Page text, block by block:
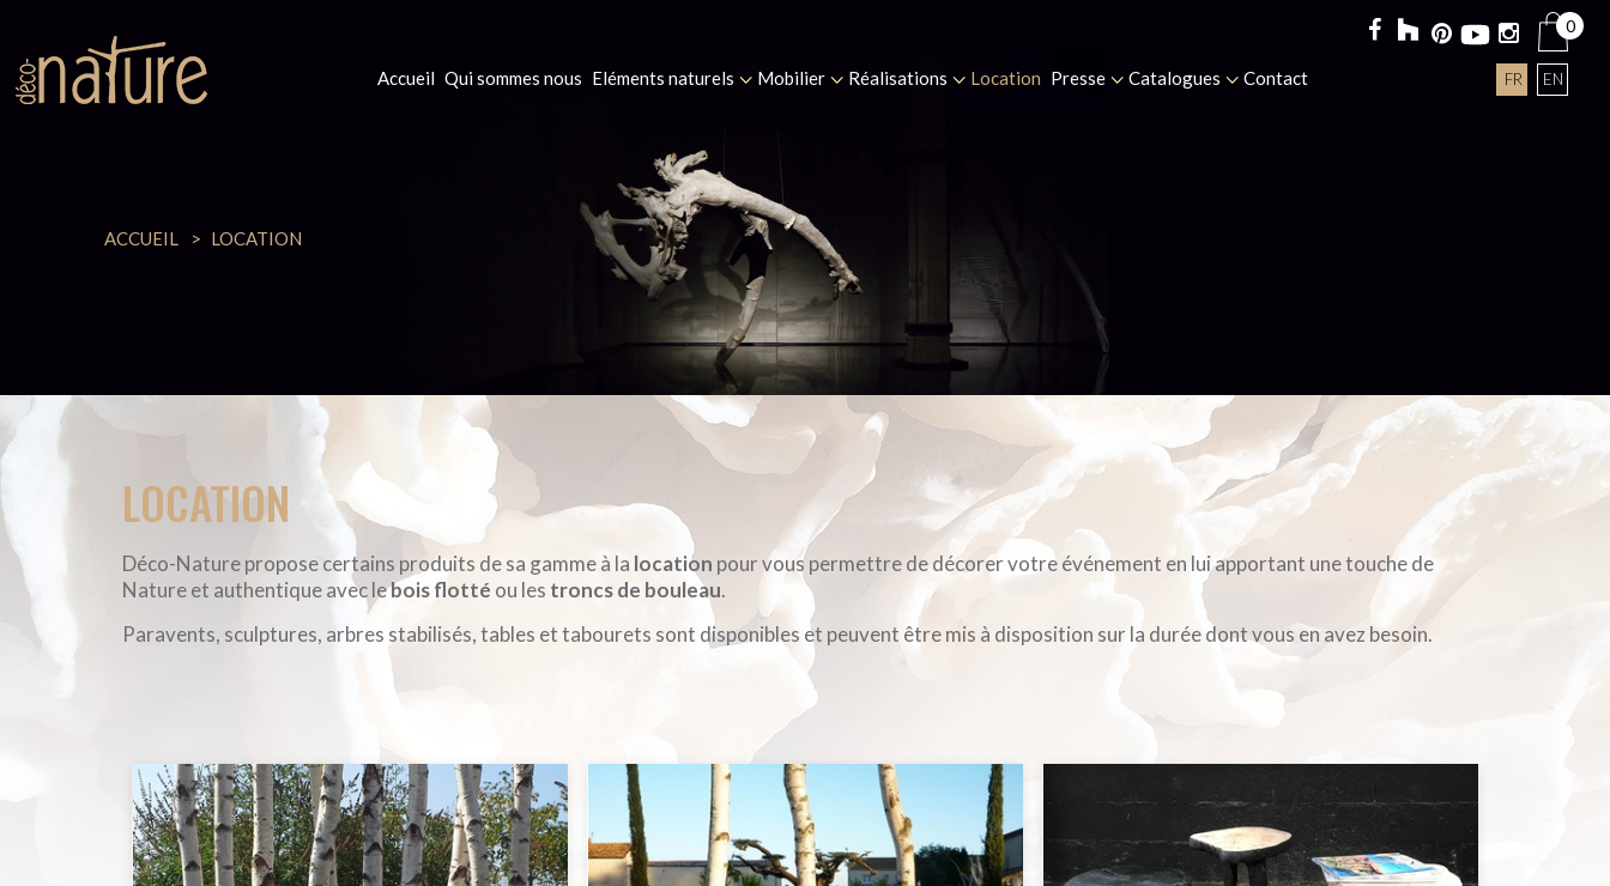
Accueil Qui sommes nous Eléments naturels Mobilier Réalisations Location Presse Catalogues Contact FR EN
0
ACCUEIL LOCATION
LOCATION
Déco-Nature propose certains produits de sa gamme à la location pour vous permettre de décorer votre événement en lui apportant une touche de
Nature et authentique avec lebois flotté ou les troncs de bouleau.
Paravents, sculptures, arbres stabilisés, tables et tabourets sont disponibles et peuvent être mis à disposition sur la durée dont vous en avez besoin.